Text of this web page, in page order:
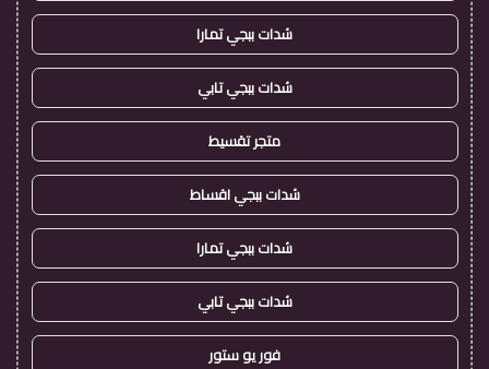
شدات ببجي تمارا
شدات ببجي تابي
متجر تقسيط
شدات ببجي اقساط
شدات ببجي تمارا
شدات ببجي تابي
فور يو ستور